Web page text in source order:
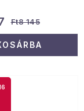
Ft8 145